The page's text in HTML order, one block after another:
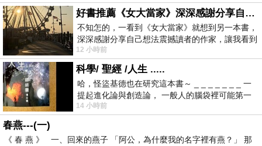
好書推薦《女大當家》深深感謝分享自己想法震撼讀者的作家，讓我看到不同樣貌的家庭！
不知怎的，一看到《女大當家》就想到另一本書，
深深感謝分享自己想法震撼讀者的作家，讓我看到
不同樣貌的家庭！ 《女大
12 小時前
科學/ 聖經 /人生 .....
哈，怪盜基德也在研究這本書～ _ _ _ _ _ _ _ 一
提起進化論與創造論， 一般人的腦袋裡可能第一
時間就有「 進化論很科
14 小時前
春燕---(一)
《 春 燕 》 一、回來的燕子 「阿公，為什麼我的名字裡有燕？」 那